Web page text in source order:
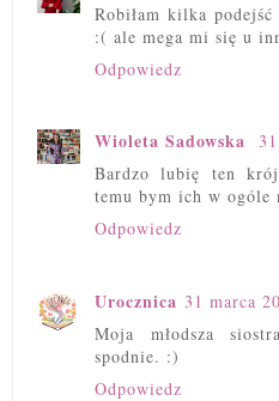
Robiłam kilka
:( ale mega mi się u
Odpowiedz
Wioleta Sadowska
Bardzo lubię ten
temu bym ich w ogóle
Odpowiedz
Urocznica 31 marca
Moja młodsza
spodnie. :)
Odpowiedz